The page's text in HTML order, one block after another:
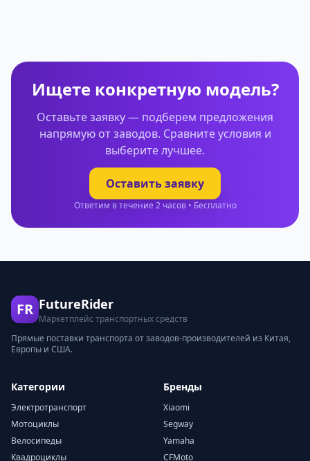
Ищете конкретную модель?
Оставьте заявку — подберем предложения
напрямую от заводов. Сравните условия и
выберите лучшее.
Оставить заявку
Ответим в течение 2 часов • Бесплатно
FR FutureRider
Маркетплейс транспортных средств
Прямые поставки транспорта от заводов-производителей из Китая,
Европы и США.
Категории
Электротранспорт
Мотоциклы
Велосипеды
Квадроциклы
Бренды
Xiaomi
Segway
Yamaha
CFMoto